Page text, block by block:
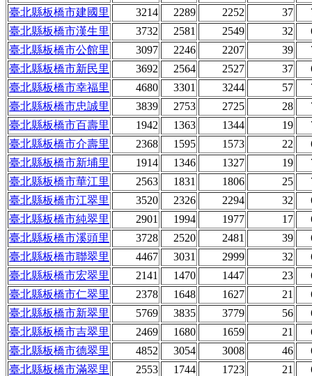
臺北縣板橋市建國里
3214 2289 2252 37
臺北縣板橋市漢生里
3732 2581 2549 32
臺北縣板橋市公館里
3097 2246 2207 39
臺北縣板橋市新民里
3692 2564 2527 37
臺北縣板橋市幸福里
4680 3301 3244 57
臺北縣板橋市忠誠里
3839 2753 2725 28
臺北縣板橋市百壽里
1942 1363 1344 19
臺北縣板橋市介壽里
2368 1595 1573 22
臺北縣板橋市新埔里
1914 1346 1327 19
臺北縣板橋市華江里
2563 1831 1806 25
臺北縣板橋市江翠里
3520 2326 2294 32
臺北縣板橋市純翠里
2901 1994 1977 17
臺北縣板橋市溪頭里
3728 2520 2481 39
臺北縣板橋市聯翠里
4467 3031 2999 32
臺北縣板橋市宏翠里
2141 1470 1447 23
臺北縣板橋市仁翠里
2378 1648 1627 21
臺北縣板橋市新翠里
5769 3835 3779 56
臺北縣板橋市吉翠里
2469 1680 1659 21
臺北縣板橋市德翠里
4852 3054 3008 46
臺北縣板橋市滿翠里
2553 1744 1723 21